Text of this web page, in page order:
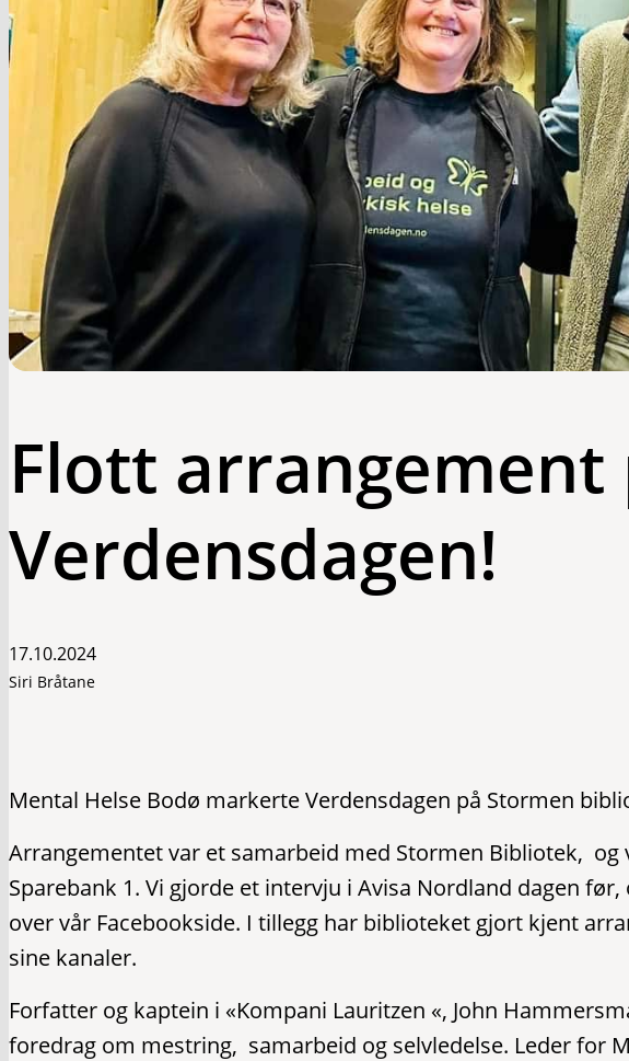
Flott arrangement
Verdensdagen!
17.10.2024
Siri Bråtane
Mental Helse Bodø markerte Verdensdagen på Stormen
Arrangementet var et samarbeid med Stormen Bibliotek, og
Sparebank 1. Vi gjorde et intervju i Avisa Nordland dagen
over vår Facebookside. I tillegg har biblioteket gjort kjent
sine kanaler.
Forfatter og kaptein i «Kompani Lauritzen «, John
foredrag om mestring, samarbeid og selvledelse. Leder for